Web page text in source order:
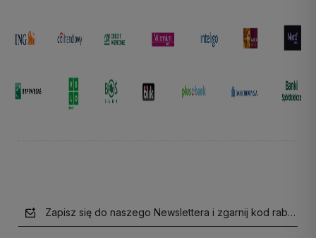
Zapisz się do naszego Newslettera i zgarnij kod